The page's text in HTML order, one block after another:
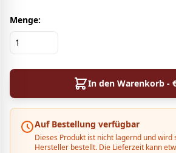
Menge:
In den Warenkorb -
Auf Bestellung verfügbar
Dieses Produkt ist nicht lagernd und wird
Hersteller bestellt. Die Lieferzeit kann